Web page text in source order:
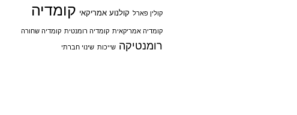
קולין פארל קולנוע אמריקאי קומדיה
קומדיה אמריקאית קומדיה רומנטית קומדיה שחורה
רומנטיקה שייכות שינוי חברתי